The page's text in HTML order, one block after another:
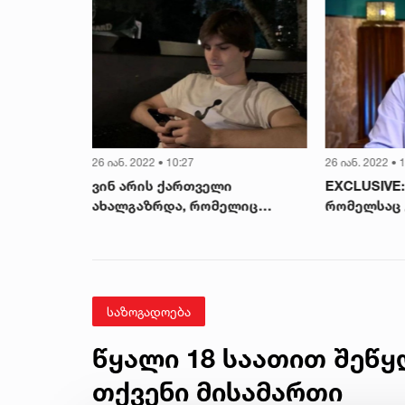
26 იან. 2022 • 10:27
ვინ არის ქართველი
ახალგაზრდა, რომელიც
26 იან. 2022 •
რომელსაც
საზოგადოება
წყალი 18 საათით
თქვენი მისამართი